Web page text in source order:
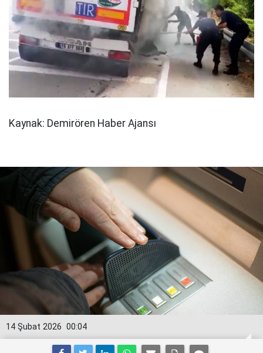
Kaynak: Demirören Haber Ajansı
00:04
14 Şubat 2026